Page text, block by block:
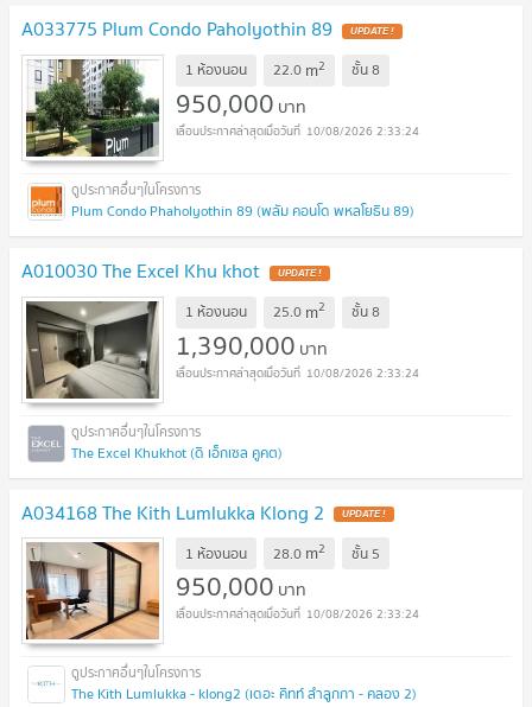
A033775 Plum Condo Paholyothin 89 UPDATE !
1 ห้องนอน 22.0 m2 ชั้น8
950,000 บาท
10/08/2026 2:33:24
Plum Condo Phaholyothin 89 (พลัม คอนโด พหลโยธิน 89)
A010030 The Excel Khu khot UPDATE !
1 ห้องนอน 25.0 m2 ชั้น8
1,390,000 บาท
10/08/2026 2:33:24
The Excel Khukhot (ดิ เอ็กเซล คูคต)
A034168 The Kith Lumlukka Klong 2 UPDATE !
1 ห้องนอน 28.0 m2 ชั้น 5
950,000 บาท
10/08/2026 2:33:24
The Kith Lumlukka - klong2 (เดอะ คิทท์ ลำลูกกา - คลอง 2)